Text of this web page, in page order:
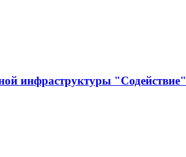
инфраструктуры "Содействие"